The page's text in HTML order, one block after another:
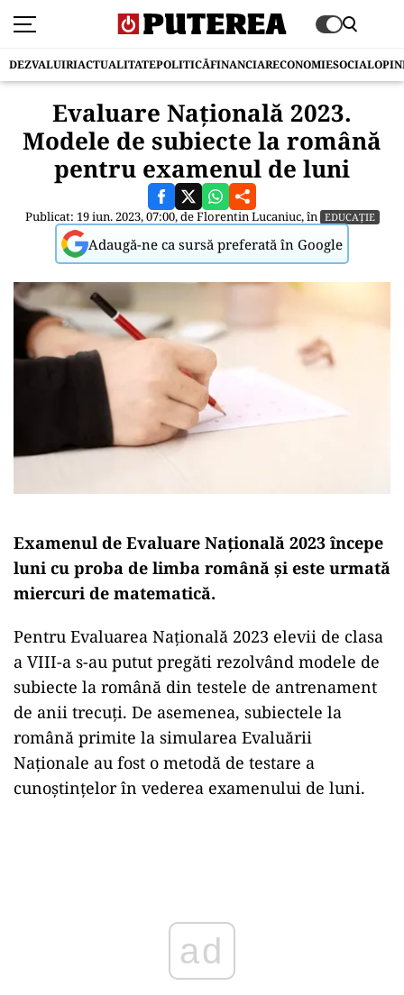
DEZVALUIRIACTUALITATEPOLITICĂFINANCIARECONOMIESOCIAL
Evaluare Națională 2023.
Modele de subiecte la română
pentru examenul de luni
Publicat: 19 iun. 2023, 07:00, deFlorentin Lucaniuc, în EDUCAȚIE
Adaugă-ne ca sursă preferată în Google
​Examenul de Evaluare Națională 2023 începe
luni cu proba de limba română și este urmată
miercuri de matematică.
Pentru Evaluarea Națională 2023 elevii de clasa
a VIII-a s-au putut pregăti rezolvând modele de
subiecte la română din testele de antrenament
de anii trecuți. De asemenea, subiectele la
română primite la simularea Evaluării
Naționale au fost o metodă de testare a
cunoștințelor în vederea examenului de luni.